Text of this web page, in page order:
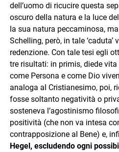
dell’uomo di ricucire questa
oscuro della natura e la luce
la sua natura peccaminosa,
Schelling, però, in tale
redenzione. Con tale tesi egli
tre risultati: in primis, diede
come Persona e come Dio
analoga al Cristianesimo, poi,
fosse soltanto negatività o
sosteneva l’agostinismo
positività (che non va intesa
contrapposizione al Bene) e,
Hegel, escludendo ogni